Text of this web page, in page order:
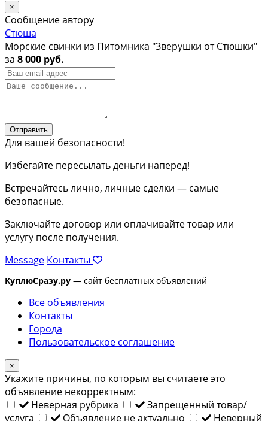
×
Сообщение автору
Стюша
Морские свинки из Питомника "Зверушки от Стюшки"
за 8 000 руб.
Отправить
Для вашей безопасности!
Избегайте пересылать деньги наперед!
Встречайтесь лично, личные сделки — самые
безопасные.
Заключайте договор или оплачивайте товар или
услугу после получения.
Message Контакты
КуплюСразу.ру — сайт бесплатных объявлений
Все объявления
Контакты
Города
Пользовательское соглашение
×
Укажите причины, по которым вы считаете это
объявление некорректным:
Неверная рубрика
Запрещенный товар/
услуга
Объявление не актуально Неверный